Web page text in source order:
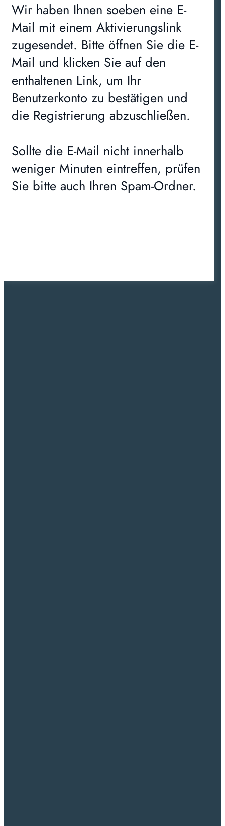
Wir haben Ihnen soeben eine E-
Mail mit einem Aktivierungslink
zugesendet. Bitte öffnen Sie die E-
Mail und klicken Sie auf den
enthaltenen Link, um Ihr
Benutzerkonto zu bestätigen und
die Registrierung abzuschließen.
Sollte die E-Mail nicht innerhalb
weniger Minuten eintreffen, prüfen
Sie bitte auch Ihren Spam-Ordner.